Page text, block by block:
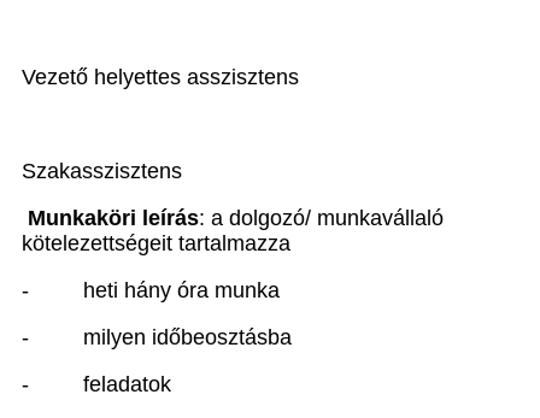
Vezető helyettes asszisztens
Szakasszisztens
Munkaköri leírás: a dolgozó/ munkavállaló
kötelezettségeit tartalmazza
-
heti hány óra munka
-
milyen időbeosztásba
-
feladatok